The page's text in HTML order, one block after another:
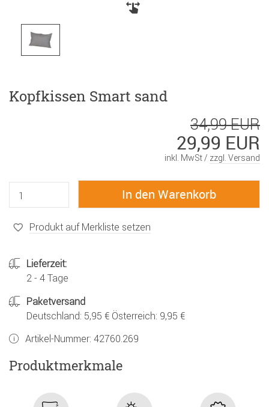
Kopfkissen Smart sand
34,99 EUR
29,99 EUR
inkl. MwSt / zzgl. Versand
Produkt auf Merkliste setzen
Lieferzeit:
2 - 4 Tage
Paketversand
Deutschland: 5,95 € Österreich: 9,95 €
Artikel-Nummer: 42760.269
Produktmerkmale